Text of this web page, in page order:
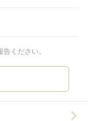
ください。